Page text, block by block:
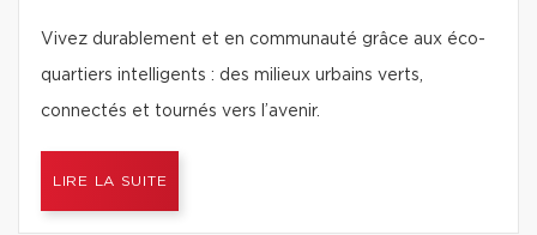
Vivez durablement et en communauté grâce aux éco-
quartiers intelligents : des milieux urbains verts,
connectés et tournés vers l’avenir.
LIRE LA SUITE